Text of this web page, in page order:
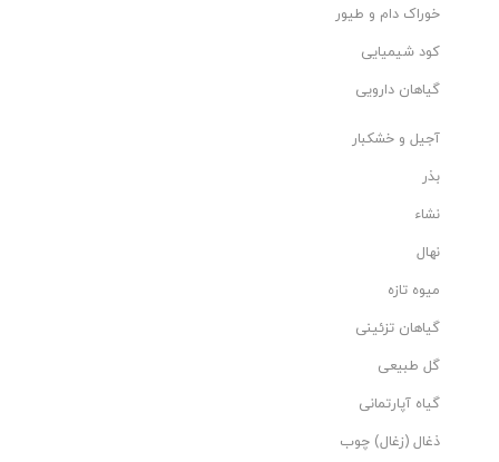
خوراک دام و طیور
کود شیمیایی
گیاهان دارویی
آجیل و خشکبار
بذر
نشاء
نهال
میوه تازه
گیاهان تزئینی
گل طبیعی
گیاه آپارتمانی
ذغال (زغال) چوب